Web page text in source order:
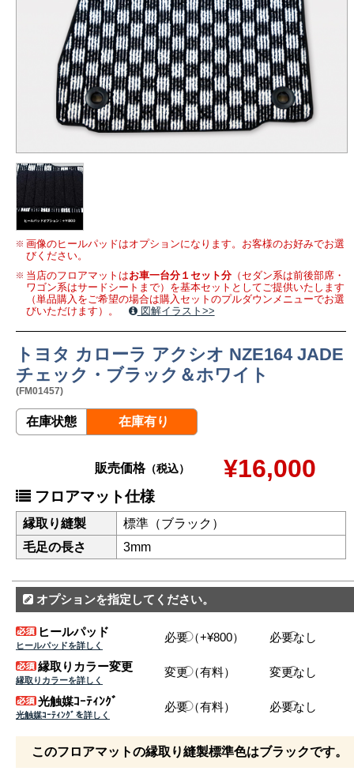
画像のヒールパッドはオプションになります。お客様のお好みでお選
びください。
当店のフロアマットはお車一台分１セット分（セダン系は前後部席・
ワゴン系はサードシートまで）を基本セットとしてご提供いたします
（単品購入をご希望の場合は購入セットのプルダウンメニューでお選
びいただけます）。
図解イラスト>>
トヨタ カローラ アクシオ NZE164 JADE
チェック・ブラック＆ホワイト
(FM01457)
在庫状態 在庫有り
販売価格（税込） ¥16,000
フロアマット仕様
縁取り縫製
標準（ブラック）
毛足の長さ
3mm
オプションを指定してください。
ヒールパッド
ヒールパッドを詳しく
必要（+¥800） 必要なし
縁取りカラー変更
縁取りカラーを詳しく
変更（有料） 変更なし
光触媒ｺｰﾃｨﾝｸﾞ
光触媒ｺｰﾃｨﾝｸﾞを詳しく
必要（有料） 必要なし
このフロアマットの縁取り縫製標準色はブラックです。